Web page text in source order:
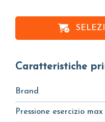
Caratteristiche
Brand
Pressione esercizio max